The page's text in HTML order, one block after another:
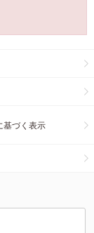
基づく表示